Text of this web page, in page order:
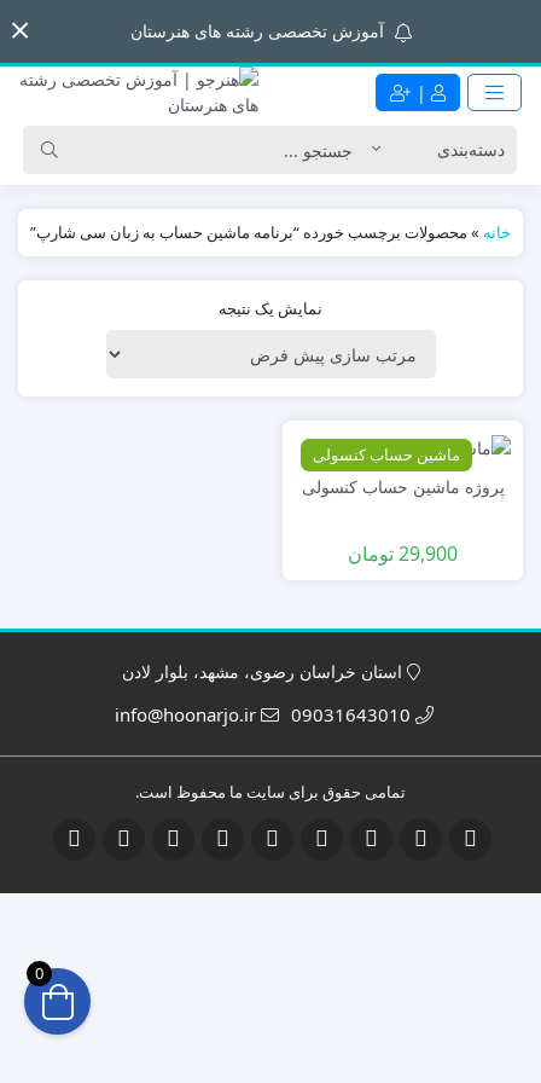
آموزش تخصصی رشته های هنرستان
|
خانه » محصولات برچسب خورده “برنامه ماشین حساب به زبان سی شارپ”
نمایش یک نتیجه
ماشین حساب کنسولی
پروژه ماشین حساب کنسولی
29,900تومان
استان خراسان رضوی، مشهد، بلوار لادن
09031643010
info@hoonarjo.ir
تمامی حقوق برای سایت ما محفوظ است.
0